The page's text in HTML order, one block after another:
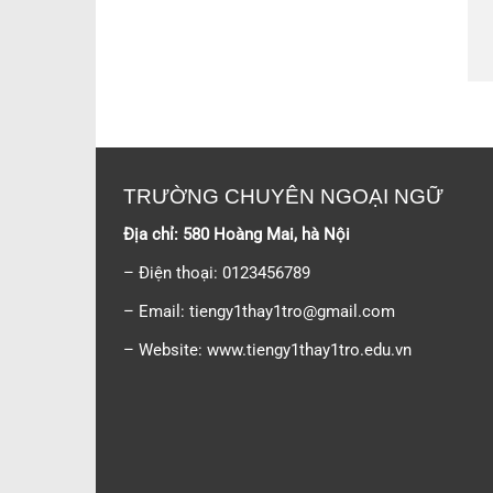
TRƯỜNG CHUYÊN NGOẠI NGỮ
Địa chỉ: 580 Hoàng Mai, hà Nội
– Điện thoại: 0123456789
– Email: tiengy1thay1tro@gmail.com
– Website: www.tiengy1thay1tro.edu.vn